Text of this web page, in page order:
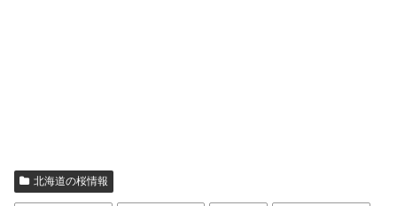
北海道の桜情報